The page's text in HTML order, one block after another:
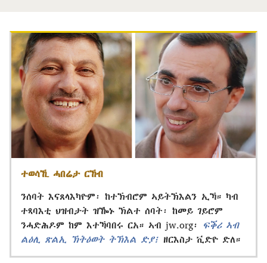
ተወሳኺ ሓበሬታ ርኸብ
ንሰባት እናጸላእካዮም፡ ከተኽብሮም ኣይትኽእልን ኢኻ። ካብ
ተጻባእቲ ህዝብታት ዝዀኑ ኽልተ ሰባት፡ ከመይ ገይሮም
ንሓድሕዶም ከም እተኻባበሩ ርአ። ኣብ jw.org፡
ፍቕሪ ኣብ
ልዕሊ ጽልኢ ኽትዕወት ትኽእል ድያ፧ ዘርእስታ ቪድዮ ድለ።